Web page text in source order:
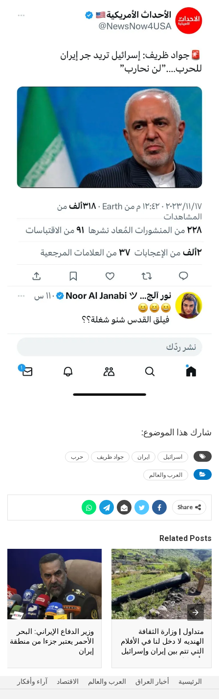
شارك هذا الموضوع:
اسرائيل ايران جواد ظريف حرب
العرب والعالم
Share
Related Posts
متداول | وزارة الثقافة
الهنديه لا دخل لنا في الأفلام
التي تتم بين إيران وإسرائيل
وأمريكا !!
وزير الدفاع الإيراني: البحر
الأحمر يعتبر جزءا من منطقة
إيران
الرئيسية أخبار العراق العرب والعالم الاقتصاد آراء وأفكار